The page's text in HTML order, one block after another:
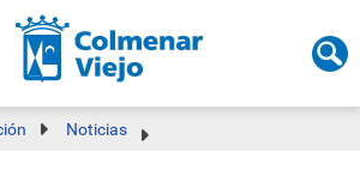
Noticias